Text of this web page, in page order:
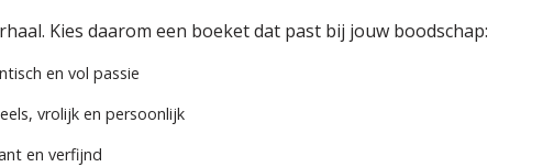
Kies daarom een boeket dat past bij jouw boodschap:
en vol passie
vrolijk en persoonlijk
en verfijnd